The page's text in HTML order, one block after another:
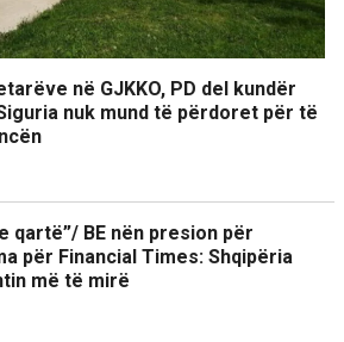
në GJKKO, PD del kundër
nuk mund të përdoret për të
qartë”/ BE nën presion për
për Financial Times: Shqipëria
më të mirë